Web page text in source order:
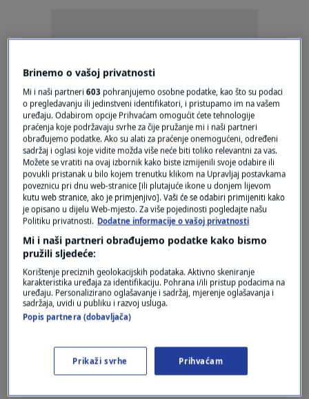
Oglas
Oglas
NAJČITANIJE
Brinemo o vašoj privatnosti
Mi i naši partneri603 pohranjujemo osobne podatke, kao što su podaci
o pregledavanju ili jedinstveni identifikatori, i pristupamo im na vašem
uređaju. Odabirom opcije Prihvaćam omogućit ćete tehnologije
praćenja koje podržavaju svrhe za čije pružanje mi i naši partneri
obrađujemo podatke. Ako su alati za praćenje onemogućeni, određeni
sadržaj i oglasi koje vidite možda više neće biti toliko relevantni za vas.
Možete se vratiti na ovaj izbornik kako biste izmijenili svoje odabire ili
povukli pristanak u bilo kojem trenutku klikom na Upravljaj postavkama
poveznicu pri dnu web-stranice [ili plutajuće ikone u donjem lijevom
kutu web stranice, ako je primjenjivo]. Vaši će se odabiri primijeniti kako
je opisano u dijelu Web-mjesto. Za više pojedinosti pogledajte našu
Politiku privatnosti. Dodatne informacije o vašoj privatnosti
Mi i naši partneri obrađujemo podatke kako bismo
pružili sljedeće:
Korištenje preciznih geolokacijskih podataka. Aktivno skeniranje
karakteristika uređaja za identifikaciju. Pohrana i/ili pristup podacima na
uređaju. Personalizirano oglašavanje i sadržaj, mjerenje oglašavanja i
sadržaja, uvidi u publiku i razvoj usluga.
Popis partnera (dobavljača)
Prikaži svrhe Prihvaćam